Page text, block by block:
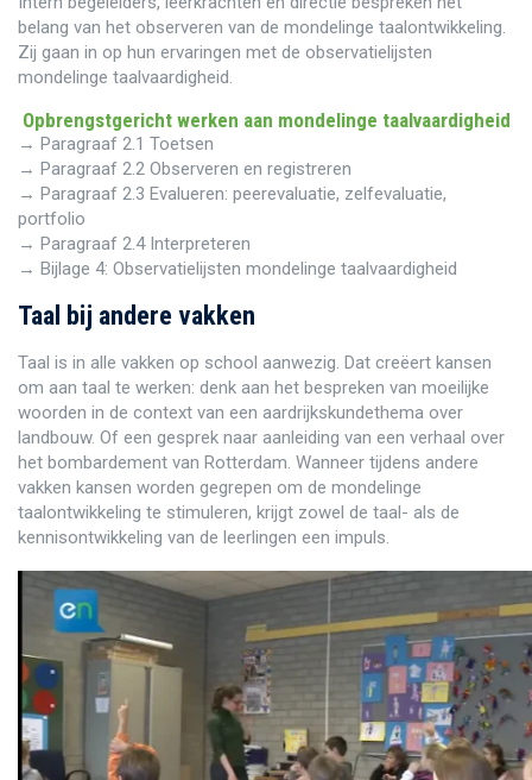
belang van het observeren van de mondelinge taalontwikkeling.
Zij gaan in op hun ervaringen met de observatielijsten
mondelinge taalvaardigheid.
Opbrengstgericht werken aan mondelinge taalvaardigheid
→ Paragraaf 2.1 Toetsen
→ Paragraaf 2.2 Observeren en registreren
→ Paragraaf 2.3 Evalueren: peerevaluatie, zelfevaluatie,
portfolio
→ Paragraaf 2.4 Interpreteren
→ Bijlage 4: Observatielijsten mondelinge taalvaardigheid
Taal bij andere vakken
Taal is in alle vakken op school aanwezig. Dat creëert kansen
om aan taal te werken: denk aan het bespreken van moeilijke
woorden in de context van een aardrijkskundethema over
landbouw. Of een gesprek naar aanleiding van een verhaal over
het bombardement van Rotterdam. Wanneer tijdens andere
vakken kansen worden gegrepen om de mondelinge
taalontwikkeling te stimuleren, krijgt zowel de taal- als de
kennisontwikkeling van de leerlingen een impuls.